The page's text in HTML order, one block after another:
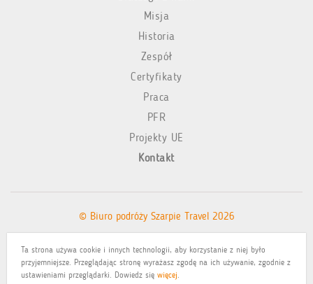
Ta strona używa cookie i innych technologii, aby korzystanie z niej było
przyjemniejsze. Przeglądając stronę wyrażasz zgodę na ich używanie, zgodnie z
ustawieniami przeglądarki. Dowiedz się więcej.
Misja
Historia
Zespół
Certyfikaty
Praca
PFR
Projekty UE
Kontakt
© Biuro podróży Szarpie Travel 2026
Polityka prywatności